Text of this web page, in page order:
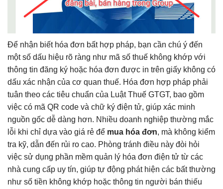
Để nhận biết hóa đơn bất hợp pháp, bạn cần chú ý đến
một số dấu hiệu rõ ràng như mã số thuế không khớp với
thông tin đăng ký hoặc hóa đơn được in trên giấy không có
dấu xác nhận của cơ quan thuế. Hóa đơn hợp pháp phải
tuân theo các tiêu chuẩn của Luật Thuế GTGT, bao gồm
việc có mã QR code và chữ ký điện tử, giúp xác minh
nguồn gốc dễ dàng hơn. Nhiều doanh nghiệp thường mắc
lỗi khi chỉ dựa vào giá rẻ để mua hóa đơn, mà không kiểm
tra kỹ, dẫn đến rủi ro cao. Phòng tránh điều này đòi hỏi
việc sử dụng phần mềm quản lý hóa đơn điện tử từ các
nhà cung cấp uy tín, giúp tự động phát hiện các bất thường
như số tiền không khớp hoặc thông tin người bán thiếu